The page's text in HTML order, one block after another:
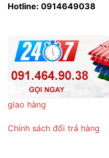
Hotline: 0914649038
giao hàng
Chính sách đổi trả hàng